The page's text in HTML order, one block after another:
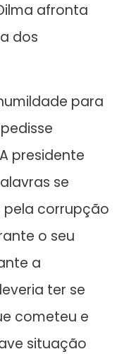
afronta
dos
para
presidente
se
pela corrupção
o seu
a
ter se
cometeu e
situação